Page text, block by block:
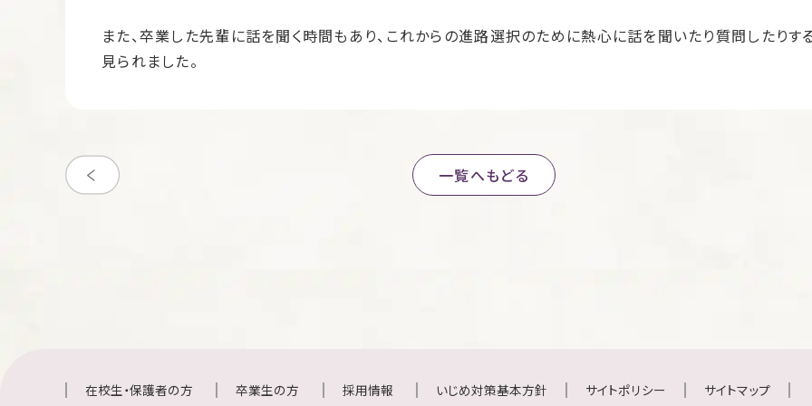
また、卒業した先輩に話を聞く時間もあり、これからの進路選択のために熱心に話を聞いたり質問したりす
見られました。
一覧へもどる
在校生・保護者の方 卒業生の方 採用情報 いじめ対策基本方針 サイトポリシー サイトマップ